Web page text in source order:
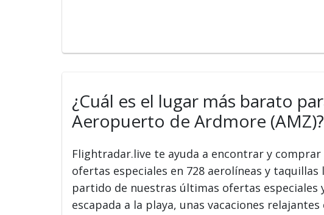
¿Cuál es el lugar más barato
Aeropuerto de Ardmore (AMZ)?
Flightradar.live te ayuda a encontrar y comprar
ofertas especiales en 728 aerolíneas y
partido de nuestras últimas ofertas especiales
escapada a la playa, unas vacaciones